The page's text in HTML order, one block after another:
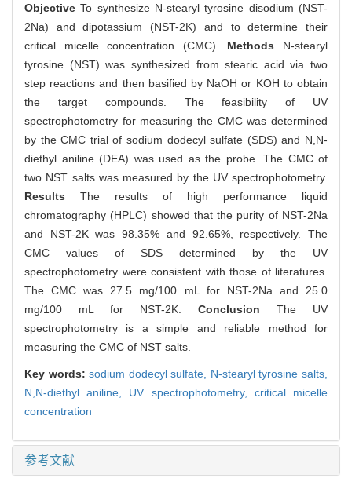
ObjectiveTo synthesize N-stearyl tyrosine disodium (NST-
2Na) and dipotassium (NST-2K) and to determine their
critical micelle concentration (CMC). Methods N-stearyl
tyrosine (NST) was synthesized from stearic acid via two
step reactions and then basified by NaOH or KOH to obtain
the target compounds. The feasibility of UV
spectrophotometry for measuring the CMC was determined
by the CMC trial of sodium dodecyl sulfate (SDS) and N,N-
diethyl aniline (DEA) was used as the probe. The CMC of
two NST salts was measured by the UV spectrophotometry.
Results The results of high performance liquid
chromatography (HPLC) showed that the purity of NST-2Na
and NST-2K was 98.35% and 92.65%, respectively. The
CMC values of SDS determined by the UV
spectrophotometry were consistent with those of literatures.
The CMC was 27.5 mg/100 mL for NST-2Na and 25.0
mg/100 mL for NST-2K. Conclusion The UV
spectrophotometry is a simple and reliable method for
measuring the CMC of NST salts.
Key words:sodium dodecyl sulfate, N-stearyl tyrosine salts,
N,N-diethyl aniline, UV spectrophotometry, critical micelle
concentration
参考文献